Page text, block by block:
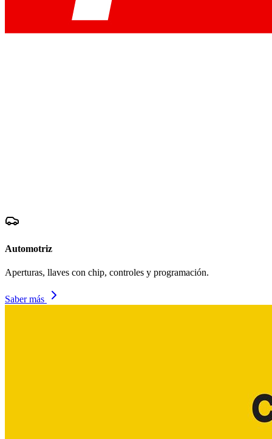
Automotriz
Aperturas, llaves con chip, controles y programación.
Saber más